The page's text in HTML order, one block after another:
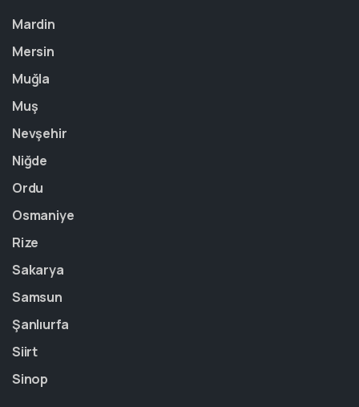
Mardin
Mersin
Muğla
Muş
Nevşehir
Niğde
Ordu
Osmaniye
Rize
Sakarya
Samsun
Şanlıurfa
Siirt
Sinop